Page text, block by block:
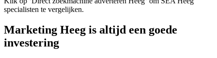
specialisten te vergelijken.
Marketing Heeg is altijd een goede
investering